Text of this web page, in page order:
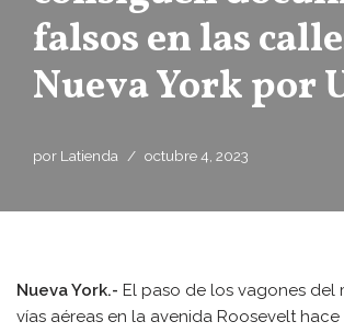
falsos en las
Nueva York por
por Latienda octubre 4, 2023
Nueva York.- El paso de los vagones del
vías aéreas en la avenida Roosevelt